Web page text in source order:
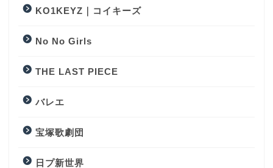
KO1KEYZ｜コイキーズ
No No Girls
THE LAST PIECE
バレエ
宝塚歌劇団
日プ新世界